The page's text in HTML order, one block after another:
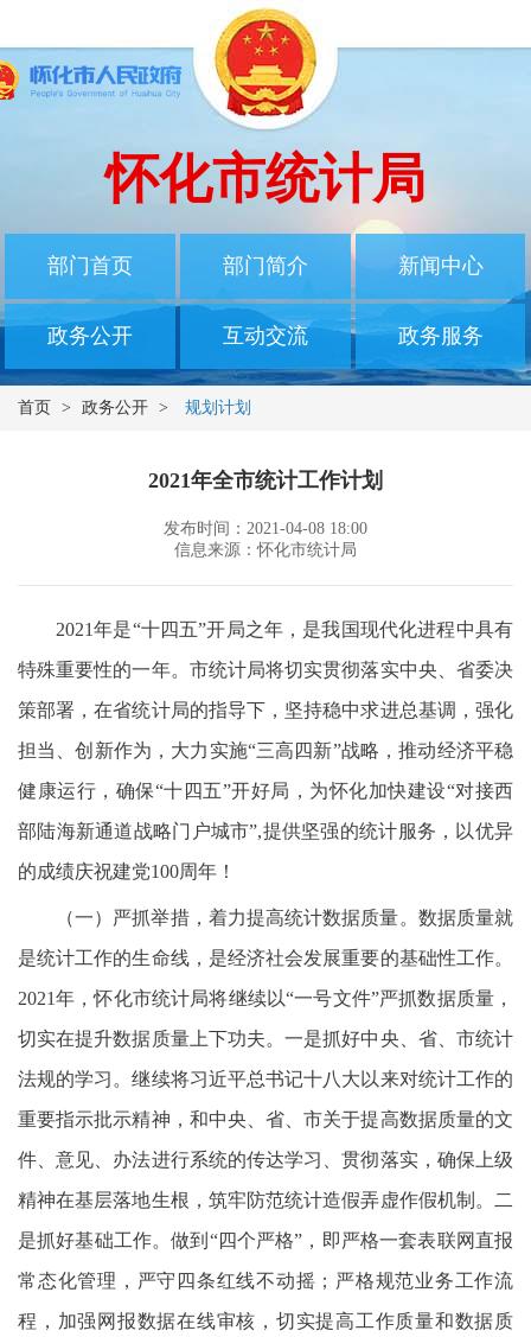
怀化市统计局
部门首页 部门简介 新闻中心
政务公开 互动交流 政务服务
首页 > 政务公开 > 规划计划
2021年全市统计工作计划
发布时间：2021-04-08 18:00
信息来源：怀化市统计局
2021年是“十四五”开局之年，是我国现代化进程中具有
特殊重要性的一年。市统计局将切实贯彻落实中央、省委决
策部署，在省统计局的指导下，坚持稳中求进总基调，强化
担当、创新作为，大力实施“三高四新”战略，推动经济平稳
健康运行，确保“十四五”开好局，为怀化加快建设“对接西
部陆海新通道战略门户城市”,提供坚强的统计服务，以优异
的成绩庆祝建党100周年！
（一）严抓举措，着力提高统计数据质量。数据质量就
是统计工作的生命线，是经济社会发展重要的基础性工作。
2021年，怀化市统计局将继续以“一号文件”严抓数据质量，
切实在提升数据质量上下功夫。一是抓好中央、省、市统计
法规的学习。继续将习近平总书记十八大以来对统计工作的
重要指示批示精神，和中央、省、市关于提高数据质量的文
件、意见、办法进行系统的传达学习、贯彻落实，确保上级
精神在基层落地生根，筑牢防范统计造假弄虚作假机制。二
是抓好基础工作。做到“四个严格”，即严格一套表联网直报
常态化管理，严守四条红线不动摇；严格规范业务工作流
程，加强网报数据在线审核，切实提高工作质量和数据质